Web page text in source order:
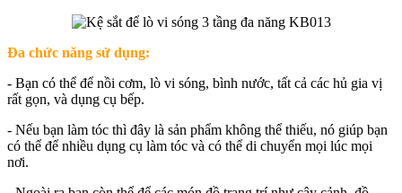
Đa chức năng sử dụng:
- Bạn có thể để nồi cơm, lò vi sóng, bình nước, tất cả các hủ gia vị
rất gọn, và dụng cụ bếp.
- Nếu bạn làm tóc thì đây là sản phẩm không thể thiếu, nó giúp bạn
có thể để nhiều dụng cụ làm tóc và có thể di chuyển mọi lúc mọi
nơi.